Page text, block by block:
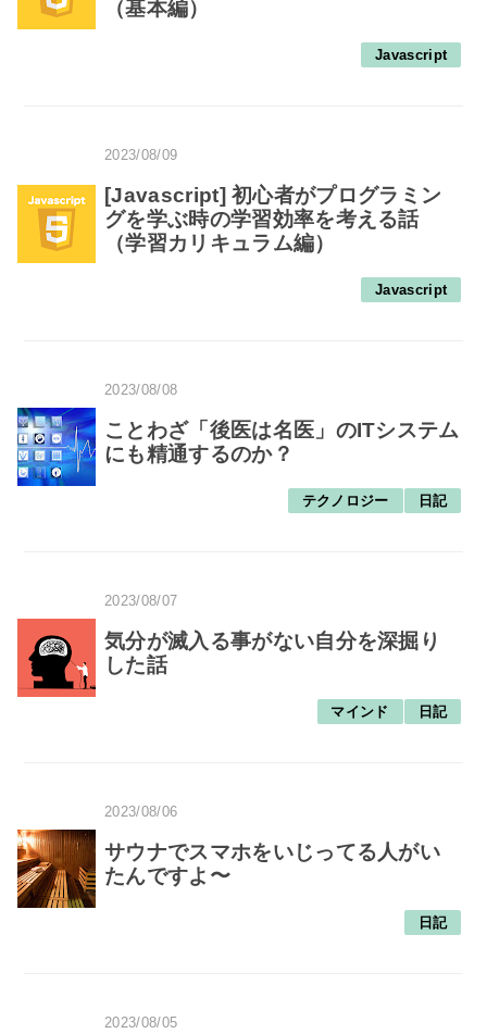
（基本編）
Javascript
2023/08/09
[Javascript] 初心者がプログラミン
グを学ぶ時の学習効率を考える話
（学習カリキュラム編）
Javascript
2023/08/08
ことわざ「後医は名医」のITシステム
にも精通するのか？
テクノロジー 日記
2023/08/07
気分が滅入る事がない自分を深掘り
した話
マインド 日記
2023/08/06
サウナでスマホをいじってる人がい
たんですよ〜
日記
2023/08/05